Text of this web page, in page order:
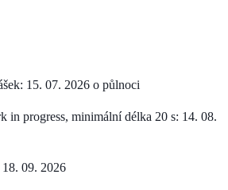
15. 07. 2026 o půlnoci
in progress, minimální délka 20 s: 14. 08.
09. 2026